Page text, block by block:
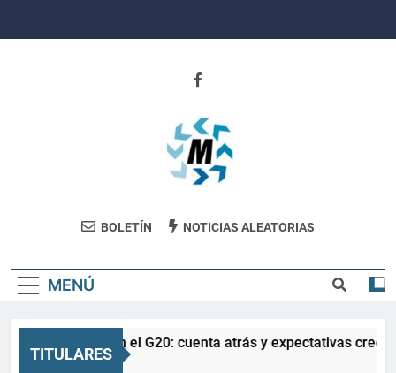
Revista
BOLETÍN NOTICIAS ALEATORIAS
MENÚ
TITULARES
La Salud en el G20: cuenta atrás y expectativas
3 Meses Atrás